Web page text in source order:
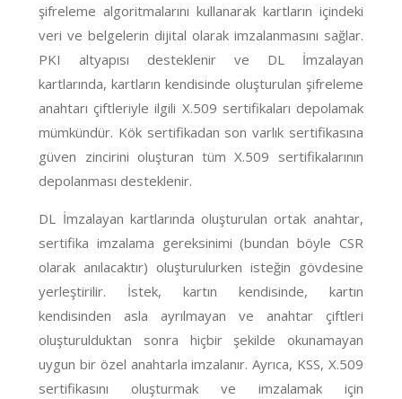
şifreleme algoritmalarını kullanarak kartların içindeki
veri ve belgelerin dijital olarak imzalanmasını sağlar.
PKI altyapısı desteklenir ve DL İmzalayan
kartlarında, kartların kendisinde oluşturulan şifreleme
anahtarı çiftleriyle ilgili X.509 sertifikaları depolamak
mümkündür. Kök sertifikadan son varlık sertifikasına
güven zincirini oluşturan tüm X.509 sertifikalarının
depolanması desteklenir.
DL İmzalayan kartlarında oluşturulan ortak anahtar,
sertifika imzalama gereksinimi (bundan böyle CSR
olarak anılacaktır) oluşturulurken isteğin gövdesine
yerleştirilir. İstek, kartın kendisinde, kartın
kendisinden asla ayrılmayan ve anahtar çiftleri
oluşturulduktan sonra hiçbir şekilde okunamayan
uygun bir özel anahtarla imzalanır. Ayrıca, KSS, X.509
sertifikasını oluşturmak ve imzalamak için